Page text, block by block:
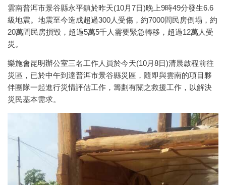
雲南普洱市景谷縣永平鎮於昨天(10月7日)晚上9時49分發生6.6
級地震。地震至今造成超過300人受傷，約7000間民房倒塌，約
20萬間民房損毀，超過5萬5千人需要緊急轉移，超過12萬人受
災。
樂施會昆明辦公室三名工作人員於今天(10月8日)清晨啟程前往
災區，已於中午到達普洱市景谷縣災區，隨即與雲南的項目夥
伴團隊一起進行災情評估工作，籌劃有關之救援工作，以解決
災民基本需求。